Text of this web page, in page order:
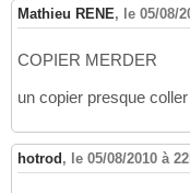
Mathieu RENE, le 05/08/
COPIER MERDER
un copier presque
hotrod , le 05/08/2010 à